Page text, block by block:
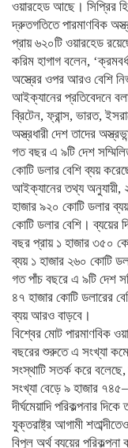
ওয়ারহেড আছে। সিপ্রির
দ্রুতগতিতে পারমাণবিক
প্রায় ৬২০টি ওয়ারহেড
করিম হাগাগ বলেন,
অস্ত্রের ওপর আরও বেশি
আইক্যানের প্রতিবেদনে বলা
ব্রিটেন, ফ্রান্স, ভারত,
অস্ত্রধারী দেশ তাদের
গত বছর এ ৯টি দেশ
কোটি ডলার বেশি ব্যয়
আইক্যানের তথ্য অনুযায়ী,
হাজার ৯২০ কোটি ডলার
কোটি ডলার বেশি। ব্যয়ের
বছর প্রায় ১ হাজার ৩৫০
ব্যয় ১ হাজার ২৬০ কোটি
গত পাঁচ বছরে এ ৯টি দেশ
৪৭ হাজার কোটি ডলারের
ব্যয় আরও বাড়বে।
বিশ্বের মোট পারমাণবিক
বছরের শুরুতে এ সংখ্যা
সংস্থাটি সতর্ক করে
সংখ্যা বেড়ে ৯ হাজার
দীর্ঘমেয়াদি পরিকল্পনার
যুক্তরাষ্ট্র আগামী
বিপুল অর্থ ব্যয়ের